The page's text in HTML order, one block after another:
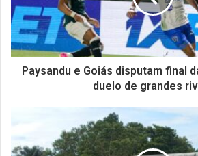
Paysandu e Goiás disputam final
duelo de grandes